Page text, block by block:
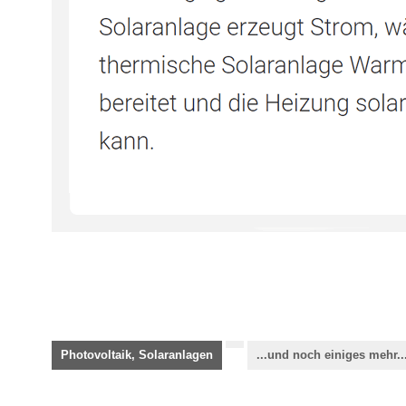
Photovoltaik, Solaranlagen ...und noch einiges